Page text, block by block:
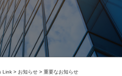
Link> お知らせ> 重要なお知らせ